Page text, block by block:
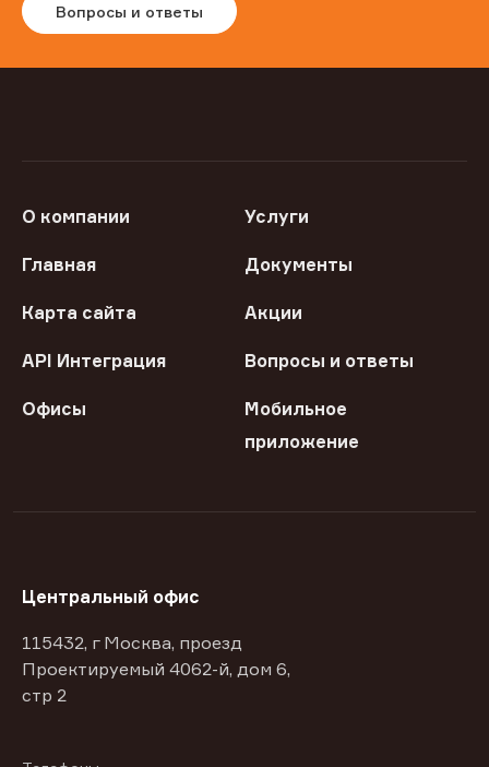
Вопросы и ответы
О компании Услуги
Главная Документы
Карта сайта Акции
API Интеграция Вопросы и ответы
Офисы
Мобильное
приложение
Центральный офис
115432, г Москва, проезд
Проектируемый 4062-й, дом 6,
стр 2